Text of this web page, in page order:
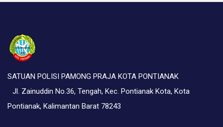
SATUAN POLISI PAMONG PRAJA KOTA PONTIANAK
Jl. Zainuddin No.36, Tengah, Kec. Pontianak Kota, Kota
Pontianak, Kalimantan Barat 78243